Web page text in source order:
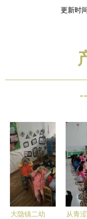
更新时
大隐镇二幼
从青